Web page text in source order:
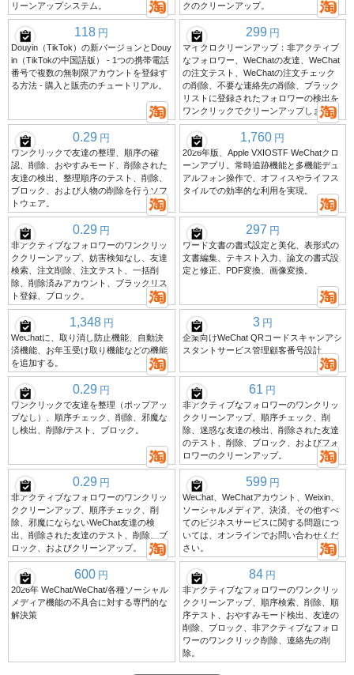
リーンアップシステム。
クのクリーンアップ。
118 円
Douyin（TikTok）の新バージョンとDouy
in（TikTokの中国語版） - 1つの携帯電話
番号で複数の無制限アカウントを登録す
る方法 - 購入と販売のチュートリアル。
299 円
マイクロクリーンアップ：非アクティブ
なフォロワー、WeChatの友達、WeChat
の注文テスト、WeChatの注文チェック
の削除、不要な連絡先の削除、ブラック
リストに登録されたフォロワーの検出を
ワンクリックでクリーンアップします。
0.29 円
ワンクリックで友達の整理、順序の確
認、削除、おやすみモード、削除された
友達の検出、整理順序のテスト、削除、
ブロック、および人物の削除を行うソフ
トウェア。
1,760 円
2026年版、Apple VXIOSTF WeChatクロ
ーンアプリ。常時追跡機能と多機能デュ
アルフォン操作で、オフィスやライフス
タイルでの効率的な利用を実現。
0.29 円
非アクティブなフォロワーのワンクリッ
ククリーンアップ、妨害検知なし、友達
検索、注文削除、注文テスト、一括削
除、削除済みアカウント、ブラックリス
ト登録、ブロック。
297 円
ワード文書の書式設定と美化、表形式の
文書編集、テキスト入力、論文の書式設
定と修正、PDF変換、画像変換。
1,348 円
WeChatに、取り消し防止機能、自動決
済機能、お年玉受け取り機能などの機能
を追加する。
3 円
企業向けWeChat QRコードスキャンアシ
スタントサービス管理顧客番号設計
0.29 円
ワンクリックで友達を整理（ポップアッ
プなし）、順序チェック、削除、邪魔な
し検出、削除/テスト、ブロック。
61 円
非アクティブなフォロワーのワンクリッ
ククリーンアップ、順序チェック、削
除、迷惑な友達の検出、削除された友達
のテスト、削除、ブロック、およびフォ
ロワーのクリーンアップ。
0.29 円
非アクティブなフォロワーのワンクリッ
ククリーンアップ、順序チェック、削
除、邪魔にならないWeChat友達の検
出、削除された友達のテスト、削除、ブ
ロック、およびクリーンアップ。
599 円
WeChat、WeChatアカウント、Weixin、
ソーシャルメディア、決済、その他すべ
てのビジネスサービスに関する問題につ
いては、オンラインでお問い合わせくだ
さい。
600 円
2026年 WeChat/WeChat/各種ソーシャル
メディア機能の不具合に対する専門的な
解決策
84 円
非アクティブなフォロワーのワンクリッ
ククリーンアップ、順序検索、削除、順
序テスト、おやすみモード検出、友達の
削除、ブロック、非アクティブなフォロ
ワーのワンクリック削除、連絡先の削
除。